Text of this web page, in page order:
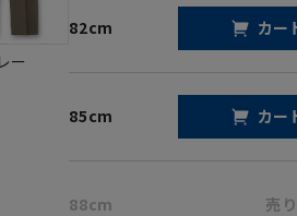
ー
82cm カー
85cm カー
88cm 売